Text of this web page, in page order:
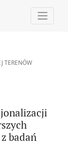
TERENÓW
badań